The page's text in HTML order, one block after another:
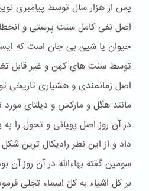
پس از هزار سال توسط پیامبری
اصل نفی کامل سنت پرستی و
حیوان یا شیئ بی جان است که
توسط سنت های کهن و غیر قابل
اصل زمانمندی و هشیاری تاریخی
مانند هگل و مارکس و دیلتای مورد
در آن روز اصل پویائی و تحول را
داد و از این نظر رادیکال ترین
سومین گفته بهاءالله در آن روز آن
بر کل اشیاء به کلّ اسماء تجلی